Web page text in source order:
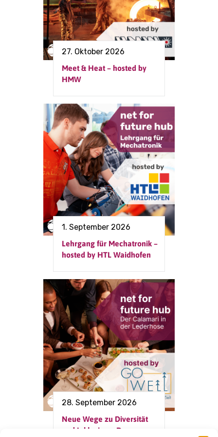
27. Oktober 2026
Meet & Heat – hosted by
HMW
1. September 2026
Lehrgang für Mechatronik –
hosted by HTL Waidhofen
28. September 2026
Neue Wege zu Diversität
und Inklusion – Der